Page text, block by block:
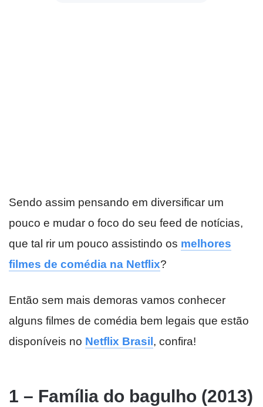
Sendo assim pensando em diversificar um
pouco e mudar o foco do seu feed de notícias,
que tal rir um pouco assistindo os melhores
filmes de comédia na Netflix?
Então sem mais demoras vamos conhecer
alguns filmes de comédia bem legais que estão
disponíveis no Netflix Brasil, confira!
1 – Família do bagulho (2013)